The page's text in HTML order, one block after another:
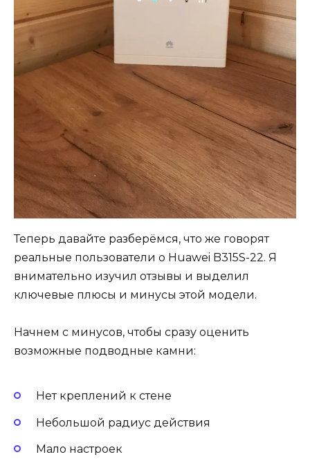
Теперь давайте разберёмся, что же говорят
реальные пользователи о Huawei B315S-22. Я
внимательно изучил отзывы и выделил
ключевые плюсы и минусы этой модели.
Начнем с минусов, чтобы сразу оценить
возможные подводные камни:
Нет креплений к стене
Небольшой радиус действия
Мало настроек